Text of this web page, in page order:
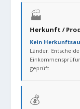
🏭
Herkunft /
Kein
Länder.
geprüft.
💰